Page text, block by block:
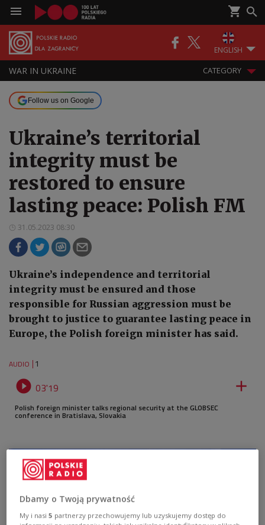
ENGLISH
WAR IN UKRAINE CATEGORY
Follow us on Google
Ukraine’s territorial
integrity must be
restored to ensure
lasting peace: Polish FM
31.05.2023 08:30
Ukraine’s independence and territorial
integrity must be ensured and those
responsible for Russian aggression must be
brought to justice to guarantee lasting peace in
Europe, the Polish foreign minister has said.
AUDIO 1
 03'19 
Polish foreign minister talks regional security at the GLOBSEC
conference in Bratislava, Slovakia
Dbamy o Twoją prywatność
My i nasi5 partnerzy przechowujemy lub uzyskujemy dostęp do